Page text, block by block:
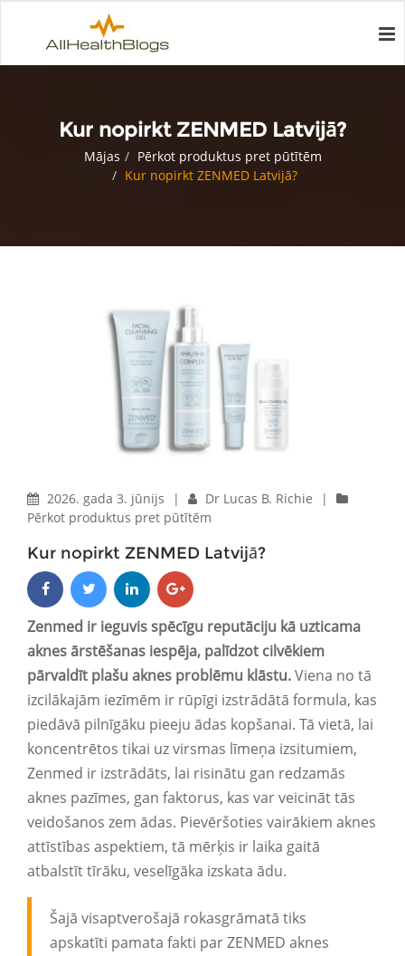
Kur nopirkt ZENMED Latvijā?
Mājas
Pērkot produktus pret pūtītēm
Kur nopirkt ZENMED Latvijā?
2026. gada 3. jūnijs | Dr Lucas B. Richie
|
Pērkot produktus pret pūtītēm
Kur nopirkt ZENMED Latvijā?
Zenmed ir ieguvis spēcīgu reputāciju kā uzticama
aknes ārstēšanas iespēja, palīdzot cilvēkiem
pārvaldīt plašu aknes problēmu klāstu.Viena no tā
izcilākajām iezīmēm ir rūpīgi izstrādātā formula, kas
piedāvā pilnīgāku pieeju ādas kopšanai. Tā vietā, lai
koncentrētos tikai uz virsmas līmeņa izsitumiem,
Zenmed ir izstrādāts, lai risinātu gan redzamās
aknes pazīmes, gan faktorus, kas var veicināt tās
veidošanos zem ādas. Pievēršoties vairākiem aknes
attīstības aspektiem, tā mērķis ir laika gaitā
atbalstīt tīrāku, veselīgāka izskata ādu.
Šajā visaptverošajā rokasgrāmatā tiks
apskatīti pamata fakti par ZENMED aknes